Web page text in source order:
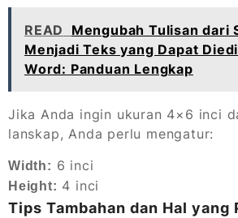
READ
Mengubah Tulisan dari
Menjadi Teks yang Dapat
Word: Panduan Lengkap
Jika Anda ingin ukuran 4×6 inci
lanskap, Anda perlu mengatur:
Width: 6 inci
Height: 4 inci
Tips Tambahan dan Hal yang